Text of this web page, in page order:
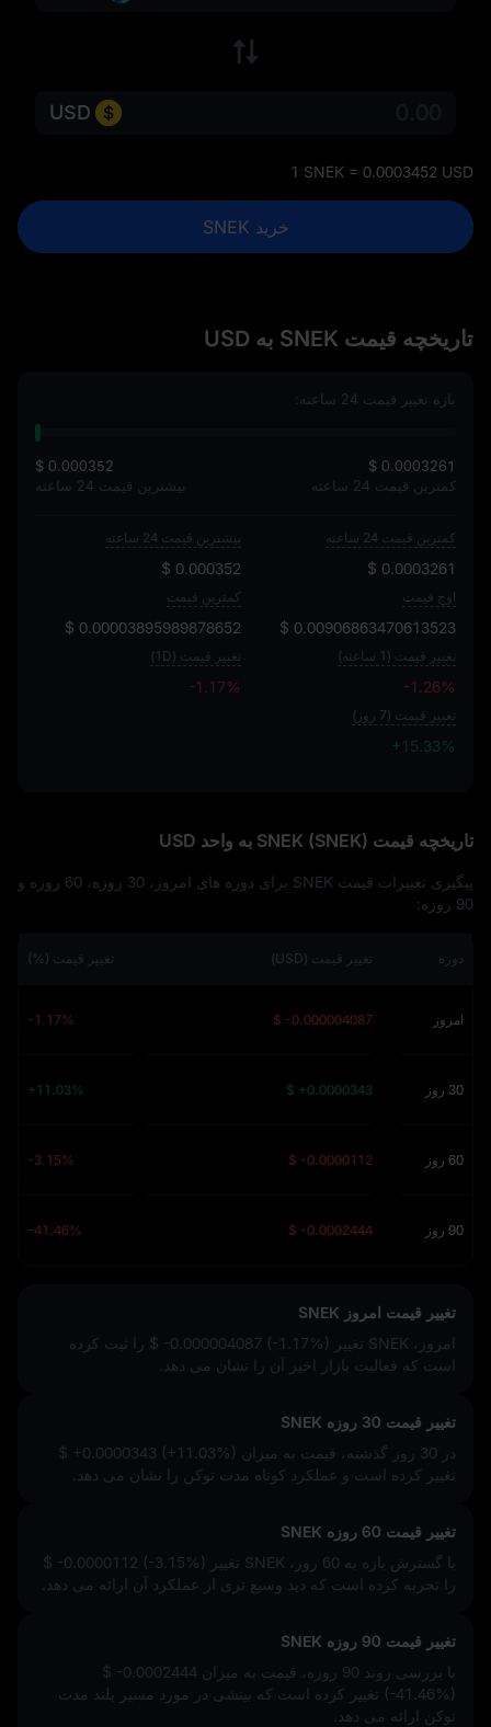
USD
1 SNEK = 0.0003452 USD
خرید SNEK
تاریخچه قیمت SNEK به USD
بازه تغییر قیمت 24 ساعته:
$ 0.0003261
کمترین قیمت 24 ساعته
$ 0.000352
بیشترین قیمت 24 ساعته
کمترین قیمت 24 ساعته
$ 0.0003261
بیشترین قیمت 24 ساعته
$ 0.000352
اوج قیمت
$ 0.00906863470613523
کمترین قیمت
$ 0.00003895989878652
تغییر قیمت (1 ساعته)
-1.26%
تغییر قیمت (1D)
-1.17%
تغییر قیمت (7 روز)
+15.33%
تاریخچه قیمت SNEK (SNEK) به واحد USD
پیگیری تغییرات قیمت SNEK برای دوره‌ های امروز، 30 روزه، 60 روزه و
90 روزه:
دوره تغییر قیمت (USD) تغییر قیمت (%)
امروز $ -0.000004087
-1.17%
30 روز $ +0.0000343
+11.03%
60 روز $ -0.0000112
-3.15%
90 روز $ -0.0002444
-41.46%
تغییر قیمت امروز SNEK
امروز، SNEK تغییر
$ -0.000004087 (-1.17%) را ثبت کرده
است که فعالیت بازار اخیر آن را نشان می‌ دهد.
تغییر قیمت 30 روزه SNEK
در 30 روز گذشته، قیمت به میزان
$ +0.0000343 (+11.03%)
تغییر کرده است و عملکرد کوتاه‌ مدت توکن را نشان می‌ دهد.
تغییر قیمت 60 روزه SNEK
با گسترش بازه به 60 روز، SNEK تغییر
$ -0.0000112 (-3.15%)
را تجربه کرده است که دید وسیع‌ تری از عملکرد آن ارائه می‌ دهد.
تغییر قیمت 90 روزه SNEK
با بررسی روند 90 روزه، قیمت به میزان
$ -0.0002444
(-41.46%) تغییر کرده است که بینشی در مورد مسیر بلند مدت
توکن ارائه می‌ دهد.